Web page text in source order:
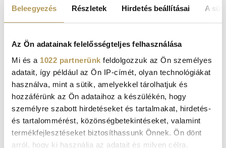
Beleegyezés Részletek Hirdetés beállításai A
Az Ön adatainak felelősségteljes felhasználása
Mi és a 1022 partnerünk feldolgozzuk az Ön személyes
adatait, így például az Ön IP-címét, olyan technológiákat
használva, mint a sütik, amelyekkel tárolhatjuk és
hozzáférünk az Ön adataihoz a készülékén, hogy
személyre szabott hirdetéseket és tartalmakat, hirdetés-
és tartalommérést, közönségbetekintéseket, valamint
termékfejlesztéseket biztosíthassunk Önnek. Ön dönt
arról, hogy ki használja az adatait és milyen célra.
Cím: 1051 Budapest, Széchenyi tér 7/8. C torony, 6.
E-mail:info@drrose.hu
E-mail - értékesítési osztály:
sales@drrose.hu
Média megkeresések esetén marketing osztályunk áll a
sajtó munkatársainak rendelkezésére, munkájukat
készséggel segítjük tájékoztató anyagokkal, szakmai
cikkekkel, fotókkal:marketing@drrose.hu